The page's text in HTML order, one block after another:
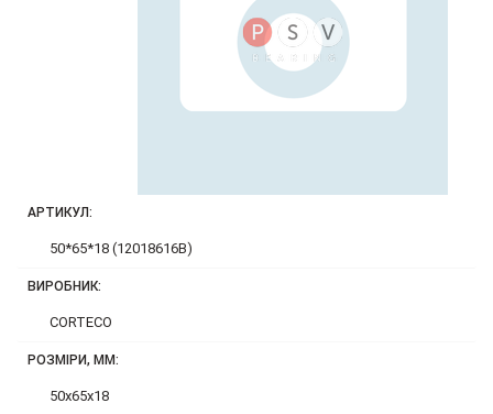
АРТИКУЛ:
50*65*18 (12018616B)
ВИРОБНИК:
CORTECO
РОЗМІРИ, ММ:
50x65x18